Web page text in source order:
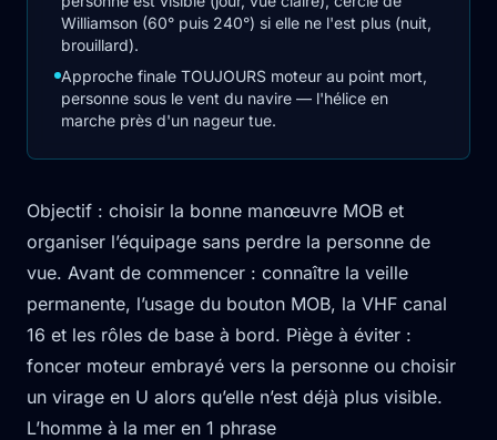
Williamson (60° puis 240°) si elle ne l'est plus (nuit,
brouillard).
Approche finale TOUJOURS moteur au point mort,
personne sous le vent du navire — l'hélice en
marche près d'un nageur tue.
Objectif : choisir la bonne manœuvre MOB et
organiser l’équipage sans perdre la personne de
vue. Avant de commencer : connaître la veille
permanente, l’usage du bouton MOB, la VHF canal
16 et les rôles de base à bord. Piège à éviter :
foncer moteur embrayé vers la personne ou choisir
un virage en U alors qu’elle n’est déjà plus visible.
L’homme à la mer en 1 phrase